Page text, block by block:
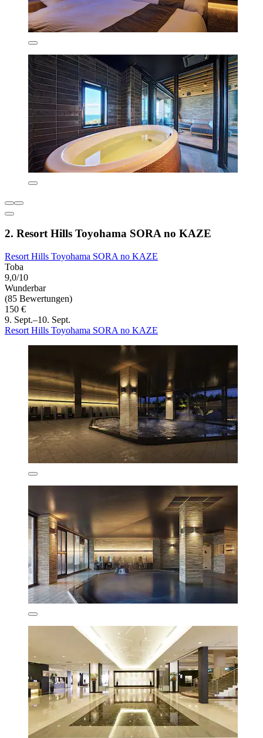
2. Resort Hills Toyohama SORA no KAZE
Resort Hills Toyohama SORA no KAZE
Toba
9,0/10
Wunderbar
(85 Bewertungen)
150 €
9. Sept.–10. Sept.
Resort Hills Toyohama SORA no KAZE